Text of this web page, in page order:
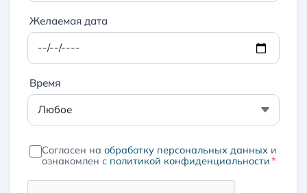
Желаемая дата
Время
Согласен на обработку персональных данных и
ознакомлен с политикой конфиденциальности*